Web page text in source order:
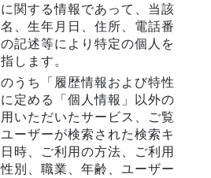
関する情報であって、当該
、生年月日、住所、電話番
記述等により特定の個人を
します。
うち「履歴情報および特性
定める「個人情報」以外の
いただいたサービス、ご覧
ーザーが検索された検索キ
時、ご利用の方法、ご利用
別、職業、年齢、ユーザー